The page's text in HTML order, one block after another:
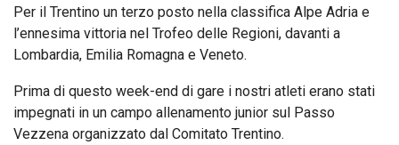
Per il Trentino un terzo posto nella classifica Alpe Adria e
l’ennesima vittoria nel Trofeo delle Regioni, davanti a
Lombardia, Emilia Romagna e Veneto.
Prima di questo week-end di gare i nostri atleti erano stati
impegnati in un campo allenamento junior sul Passo
Vezzena organizzato dal Comitato Trentino.